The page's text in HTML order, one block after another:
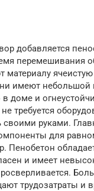
добавляется
перемешивания
ячеистую
имеют небольшой
доме и
требуется
руками.
для
Пенобетон
и имеет
трудозатраты и